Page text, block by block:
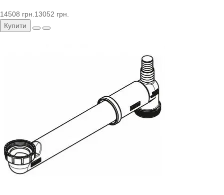
14508 грн. 13052 грн.
Купити